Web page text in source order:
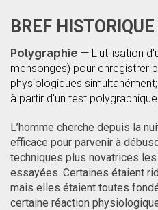
BREF HISTORIQUE
Polygraphie — L'utilisation
mensonges) pour enregistrer
physiologiques
à partir d'un test polygraphique.
L’homme cherche depuis la
efficace pour parvenir à
techniques plus novatrices
essayées. Certaines étaient
mais elles étaient toutes
certaine réaction